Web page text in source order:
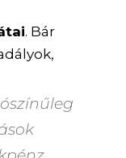
. Bár